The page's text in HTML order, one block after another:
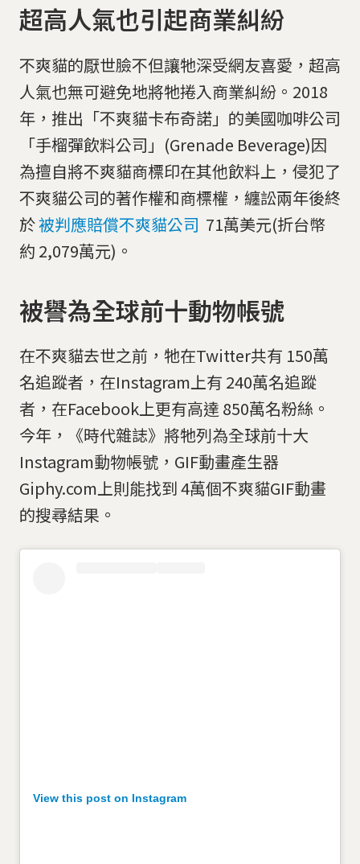
超高人氣也引起商業糾紛
不爽貓的厭世臉不但讓牠深受網友喜愛，超高
人氣也無可避免地將牠捲入商業糾紛。2018
年，推出「不爽貓卡布奇諾」的美國咖啡公司
「手榴彈飲料公司」(Grenade Beverage)因
為擅自將不爽貓商標印在其他飲料上，侵犯了
不爽貓公司的著作權和商標權，纏訟兩年後終
於被判應賠償不爽貓公司 71萬美元(折台幣
約 2,079萬元)。
被譽為全球前十動物帳號
在不爽貓去世之前，牠在Twitter共有 150萬
名追蹤者，在Instagram上有 240萬名追蹤
者，在Facebook上更有高達 850萬名粉絲。
今年，《時代雜誌》將牠列為全球前十大
Instagram動物帳號，GIF動畫產生器
Giphy.com上則能找到 4萬個不爽貓GIF動畫
的搜尋結果。
View this post on Instagram